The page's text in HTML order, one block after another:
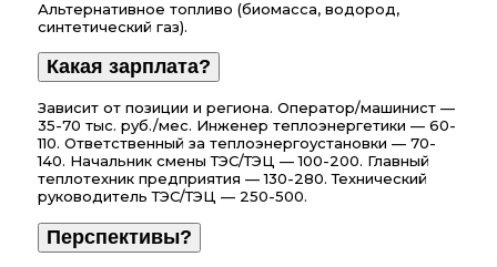
Альтернативное топливо (биомасса, водород,
синтетический газ).
Какая зарплата?
Зависит от позиции и региона. Оператор/машинист —
35-70 тыс. руб./мес. Инженер теплоэнергетики — 60-
110. Ответственный за теплоэнергоустановки — 70-
140. Начальник смены ТЭС/ТЭЦ — 100-200. Главный
теплотехник предприятия — 130-280. Технический
руководитель ТЭС/ТЭЦ — 250-500.
Перспективы?